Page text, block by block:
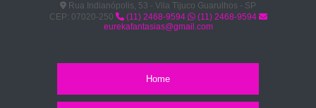
Rua Indianópolis, 53 - Vila Tijuco Guarulhos - SP
CEP: 07020-250
(11) 2468-9594
(11) 2468-9594
eurekafantasias@gmail.com
Home